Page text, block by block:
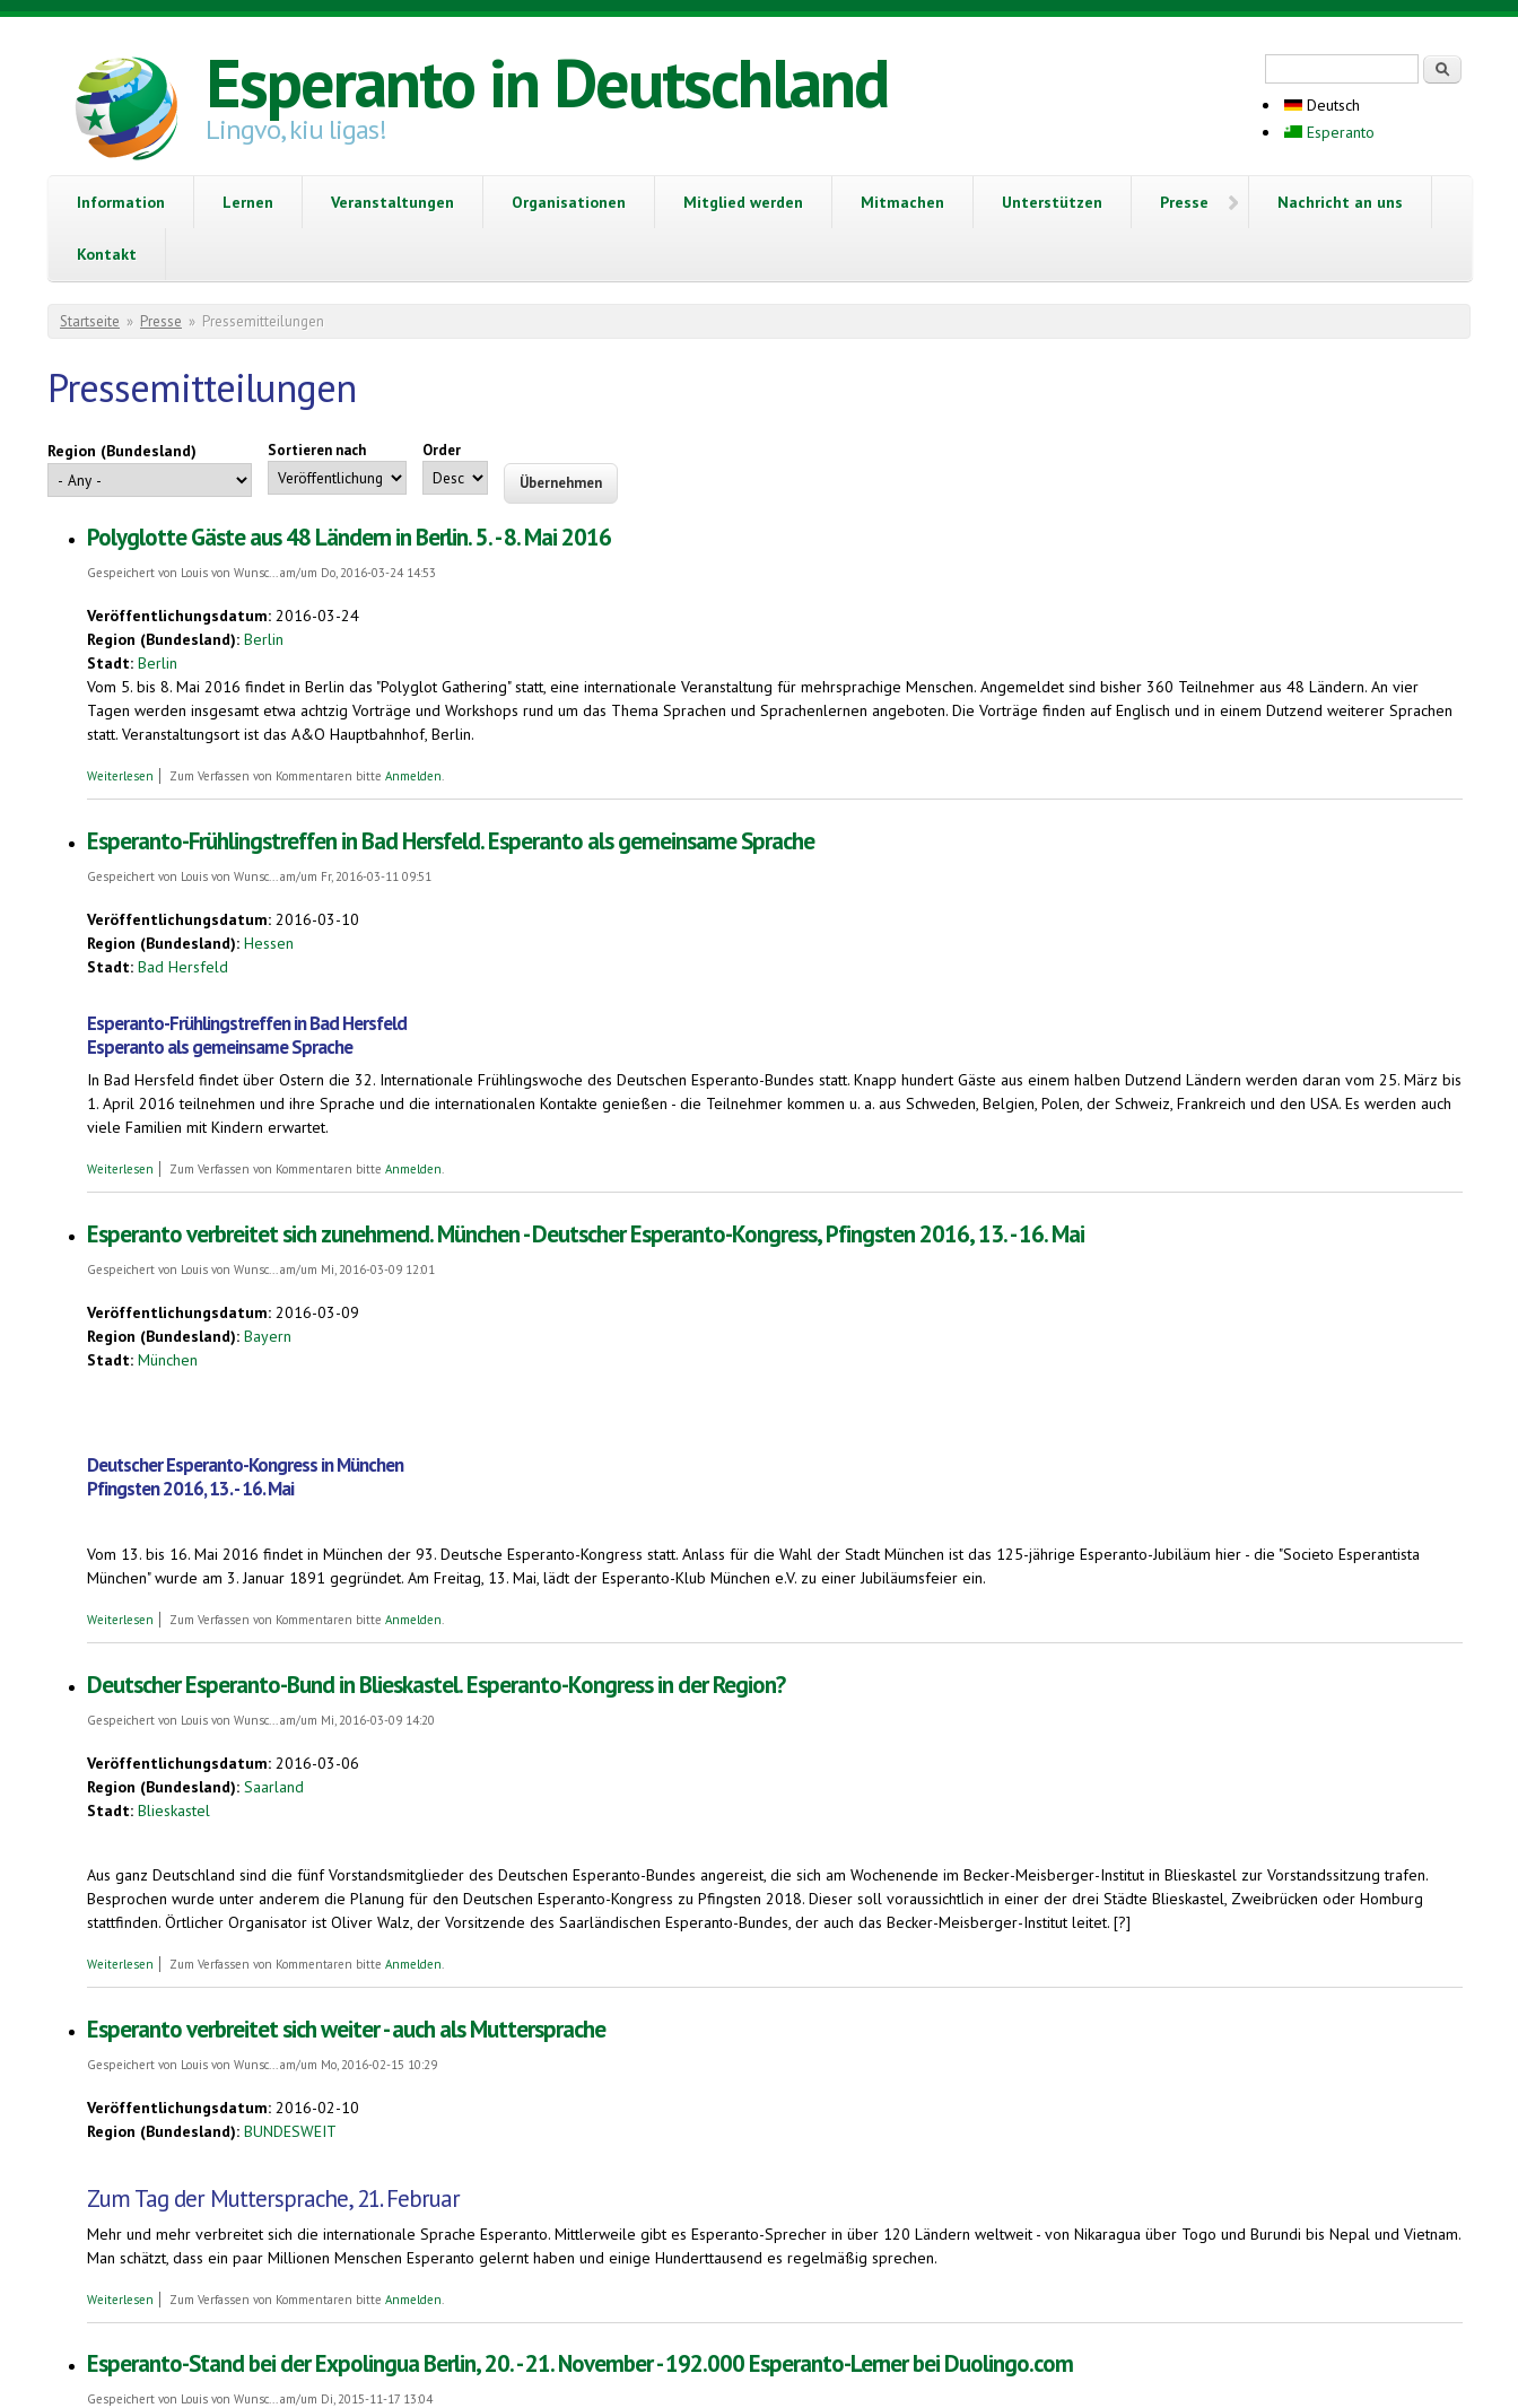
Direkt zum Inhalt
Esperanto in Deutschland
Lingvo, kiu ligas!
Deutsch
Esperanto
Information Lernen Veranstaltungen Organisationen Mitglied werden Mitmachen Unterstützen Presse Nachricht an uns
Kontakt
Sie sind hier
Startseite » Presse » Pressemitteilungen
Pressemitteilungen
Region (Bundesland) Sortieren nach Order
Polyglotte Gäste aus 48 Ländern in Berlin. 5. - 8. Mai 2016
Gespeichert von Louis von Wunsc...am/um Do, 2016-03-24 14:53
Veröffentlichungsdatum: 2016-03-24
Region (Bundesland): Berlin
Stadt: Berlin
Vom 5. bis 8. Mai 2016 findet in Berlin das "Polyglot Gathering" statt, eine internationale Veranstaltung für mehrsprachige Menschen. Angemeldet sind bisher 360 Teilnehmer aus 48 Ländern. An vier
Tagen werden insgesamt etwa achtzig Vorträge und Workshops rund um das Thema Sprachen und Sprachenlernen angeboten. Die Vorträge finden auf Englisch und in einem Dutzend weiterer Sprachen
statt. Veranstaltungsort ist das A&O Hauptbahnhof, Berlin.
Weiterlesen über Polyglotte Gäste aus 48 Ländern in Berlin. 5. - 8. Mai 2016
Zum Verfassen von Kommentaren bitte Anmelden.
Esperanto-Frühlingstreffen in Bad Hersfeld. Esperanto als gemeinsame Sprache
Gespeichert von Louis von Wunsc...am/um Fr, 2016-03-11 09:51
Veröffentlichungsdatum: 2016-03-10
Region (Bundesland): Hessen
Stadt: Bad Hersfeld
Esperanto-Frühlingstreffen in Bad Hersfeld
Esperanto als gemeinsame Sprache
In Bad Hersfeld findet über Ostern die 32. Internationale Frühlingswoche des Deutschen Esperanto-Bundes statt. Knapp hundert Gäste aus einem halben Dutzend Ländern werden daran vom 25. März bis
1. April 2016 teilnehmen und ihre Sprache und die internationalen Kontakte genießen - die Teilnehmer kommen u. a. aus Schweden, Belgien, Polen, der Schweiz, Frankreich und den USA. Es werden auch
viele Familien mit Kindern erwartet.
Weiterlesen über Esperanto-Frühlingstreffen in Bad Hersfeld. Esperanto als gemeinsame Sprache
Zum Verfassen von Kommentaren bitte Anmelden.
Esperanto verbreitet sich zunehmend. München - Deutscher Esperanto-Kongress, Pfingsten 2016, 13. - 16. Mai
Gespeichert von Louis von Wunsc...am/um Mi, 2016-03-09 12:01
Veröffentlichungsdatum: 2016-03-09
Region (Bundesland): Bayern
Stadt: München
Deutscher Esperanto-Kongress in München
Pfingsten 2016, 13. - 16. Mai
Vom 13. bis 16. Mai 2016 findet in München der 93. Deutsche Esperanto-Kongress statt. Anlass für die Wahl der Stadt München ist das 125-jährige Esperanto-Jubiläum hier - die "Societo Esperantista
München" wurde am 3. Januar 1891 gegründet. Am Freitag, 13. Mai, lädt der Esperanto-Klub München e.V. zu einer Jubiläumsfeier ein.
Weiterlesen über Esperanto verbreitet sich zunehmend. München - Deutscher Esperanto-Kongress, Pfingsten 2016, 13. - 16. Mai
Zum Verfassen von Kommentaren bitte Anmelden.
Deutscher Esperanto-Bund in Blieskastel. Esperanto-Kongress in der Region?
Gespeichert von Louis von Wunsc... am/um Mi, 2016-03-09 14:20
Veröffentlichungsdatum: 2016-03-06
Region (Bundesland): Saarland
Stadt: Blieskastel
Aus ganz Deutschland sind die fünf Vorstandsmitglieder des Deutschen Esperanto-Bundes angereist, die sich am Wochenende im Becker-Meisberger-Institut in Blieskastel zur Vorstandssitzung trafen.
Besprochen wurde unter anderem die Planung für den Deutschen Esperanto-Kongress zu Pfingsten 2018. Dieser soll voraussichtlich in einer der drei Städte Blieskastel, Zweibrücken oder Homburg
stattfinden. Örtlicher Organisator ist Oliver Walz, der Vorsitzende des Saarländischen Esperanto-Bundes, der auch das Becker-Meisberger-Institut leitet. [?]
Weiterlesen über Deutscher Esperanto-Bund in Blieskastel. Esperanto-Kongress in der Region?
Zum Verfassen von Kommentaren bitte Anmelden
Esperanto verbreitet sich weiter - auch als Muttersprache
Gespeichert von Louis von Wunsc... am/um Mo, 2016-02-15 10:29
Veröffentlichungsdatum: 2016-02-10
Region (Bundesland): BUNDESWEIT
Zum Tag der Muttersprache, 21. Februar
Mehr und mehr verbreitet sich die internationale Sprache Esperanto. Mittlerweile gibt es Esperanto-Sprecher in über 120 Ländern weltweit - von Nikaragua über Togo und Burundi bis Nepal und Vietnam.
Man schätzt, dass ein paar Millionen Menschen Esperanto gelernt haben und einige Hunderttausend es regelmäßig sprechen.
Weiterlesen über Esperanto verbreitet sich weiter - auch als Muttersprache
Zum Verfassen von Kommentaren bitte Anmelden
Esperanto-Stand bei der Expolingua Berlin, 20. - 21. November - 192.000 Esperanto-Lerner bei Duolingo.com
Gespeichert von Louis von Wunsc...am/um Di, 2015-11-17 13:04